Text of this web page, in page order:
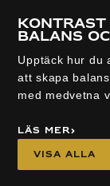
Kontrast
balans
Upptäck hur du
att skapa
med medvetna
Läs mer
Visa alla